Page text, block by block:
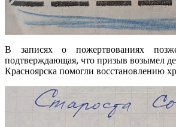
В записях о пожертвованиях
подтверждающая, что призыв возымел
Красноярска помогли восстановлению